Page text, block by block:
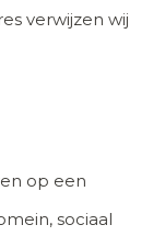
verwijzen wij
op een
sociaal